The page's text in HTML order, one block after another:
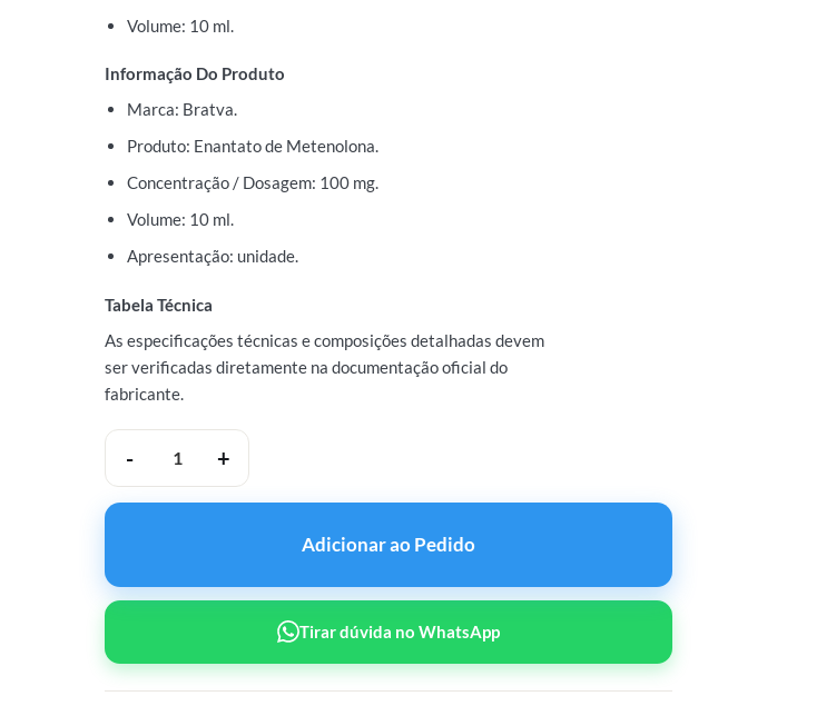
Volume: 10 ml.
Informação Do Produto
Marca: Bratva.
Produto: Enantato de Metenolona.
Concentração / Dosagem: 100 mg.
Volume: 10 ml.
Apresentação: unidade.
Tabela Técnica
As especificações técnicas e composições detalhadas devem
ser verificadas diretamente na documentação oficial do
fabricante.
Bratva Primobolan Enantato de Metenolona 100mg/10ml quantidade
Adicionar ao Pedido
Tirar dúvida no WhatsApp